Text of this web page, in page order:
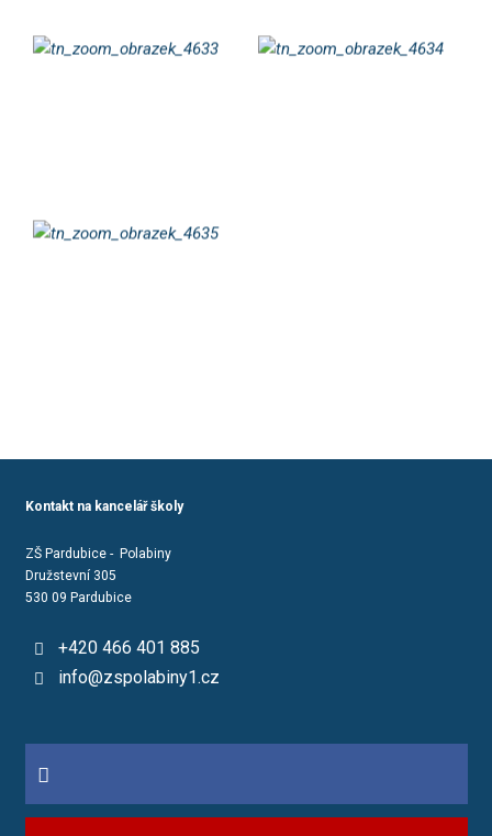
Kontakt na kancelář školy
ZŠ Pardubice - Polabiny
Družstevní 305
530 09 Pardubice
+420 466 401 885
info@zspolabiny1.cz